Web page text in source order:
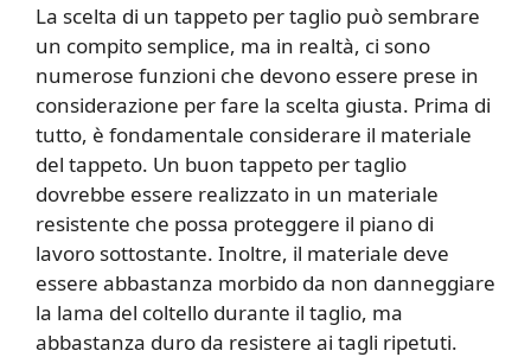
La scelta di un tappeto per taglio può sembrare
un compito semplice, ma in realtà, ci sono
numerose funzioni che devono essere prese in
considerazione per fare la scelta giusta. Prima di
tutto, è fondamentale considerare il materiale
del tappeto. Un buon tappeto per taglio
dovrebbe essere realizzato in un materiale
resistente che possa proteggere il piano di
lavoro sottostante. Inoltre, il materiale deve
essere abbastanza morbido da non danneggiare
la lama del coltello durante il taglio, ma
abbastanza duro da resistere ai tagli ripetuti.